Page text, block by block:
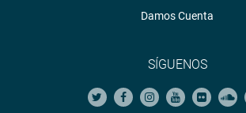
Damos Cuenta
SÍGUENOS